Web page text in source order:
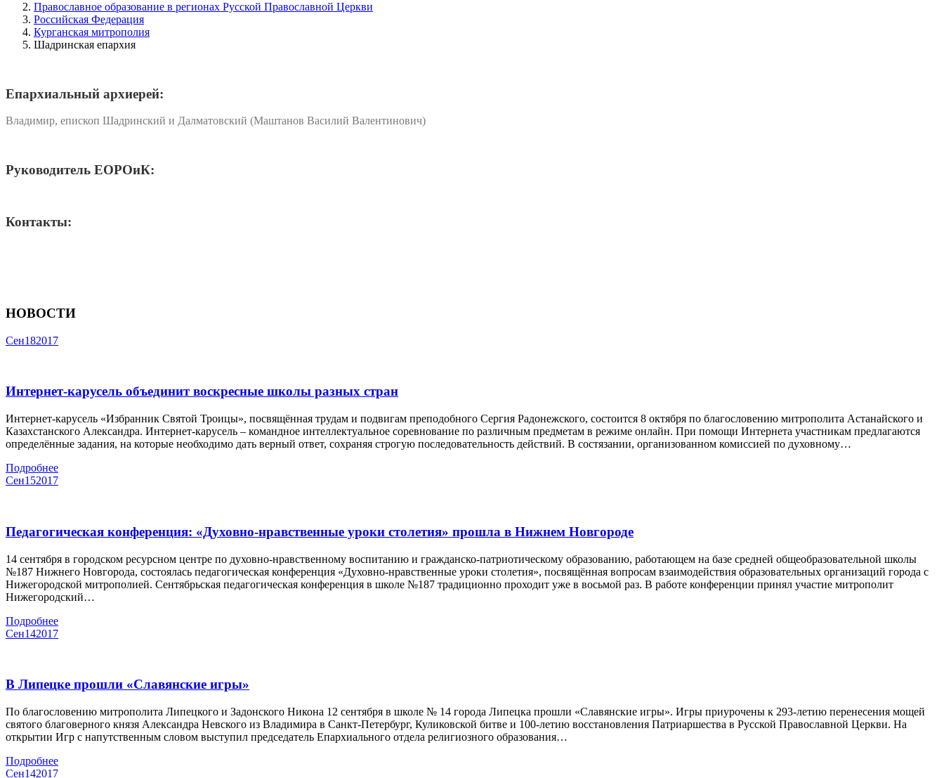
Православное образование в регионах Русской Православной Церкви
Российская Федерация
Курганская митрополия
Шадринская епархия
Епархиальный архиерей:
Владимир, епископ Шадринский и Далматовский (Маштанов Василий Валентинович)
Руководитель ЕОРОиК:
Контакты:
НОВОСТИ
Сен182017
Интернет-карусель объединит воскресные школы разных стран
Интернет-карусель «Избранник Святой Троицы», посвящённая трудам и подвигам преподобного Сергия Радонежского, состоится 8 октября по благословению митрополита Астанайского и
Казахстанского Александра. Интернет-карусель – командное интеллектуальное соревнование по различным предметам в режиме онлайн. При помощи Интернета участникам предлагаются
определённые задания, на которые необходимо дать верный ответ, сохраняя строгую последовательность действий. В состязании, организованном комиссией по духовному…
Подробнее
Сен152017
Педагогическая конференция: «Духовно-нравственные уроки столетия» прошла в Нижнем Новгороде
14 сентября в городском ресурсном центре по духовно-нравственному воспитанию и гражданско-патриотическому образованию, работающем на базе средней общеобразовательной школы
№187 Нижнего Новгорода, состоялась педагогическая конференция «Духовно-нравственные уроки столетия», посвящённая вопросам взаимодействия образовательных организаций города с
Нижегородской митрополией. Сентябрьская педагогическая конференция в школе №187 традиционно проходит уже в восьмой раз. В работе конференции принял участие митрополит
Нижегородский…
Подробнее
Сен142017
В Липецке прошли «Славянские игры»
По благословению митрополита Липецкого и Задонского Никона 12 сентября в школе № 14 города Липецка прошли «Славянские игры». Игры приурочены к 293-летию перенесения мощей
святого благоверного князя Александра Невского из Владимира в Санкт-Петербург, Куликовской битве и 100-летию восстановления Патриаршества в Русской Православной Церкви. На
открытии Игр с напутственным словом выступил председатель Епархиального отдела религиозного образования…
Подробнее
Сен142017